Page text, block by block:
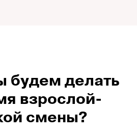
будем делать
взрослой-
смены?